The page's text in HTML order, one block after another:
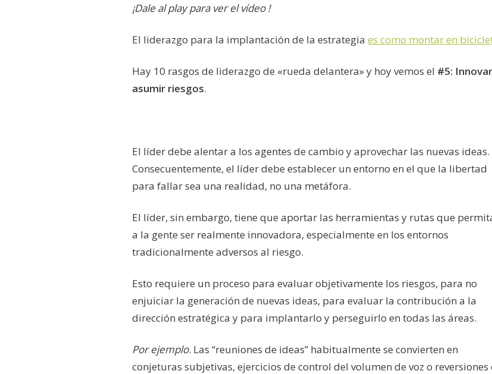
¡Dale al play para ver el vídeo !
El liderazgo para la implantación de la estrategia es como montar en
Hay 10 rasgos de liderazgo de «rueda delantera» y hoy vemos el #5:
asumir riesgos.
El líder debe alentar a los agentes de cambio y aprovechar las nuevas ideas.
Consecuentemente, el líder debe establecer un entorno en el que la libertad
para fallar sea una realidad, no una metáfora.
El líder, sin embargo, tiene que aportar las herramientas y rutas que
a la gente ser realmente innovadora, especialmente en los entornos
tradicionalmente adversos al riesgo.
Esto requiere un proceso para evaluar objetivamente los riesgos, para no
enjuiciar la generación de nuevas ideas, para evaluar la contribución a la
dirección estratégica y para implantarlo y perseguirlo en todas las áreas.
Por ejemplo. Las “reuniones de ideas” habitualmente se convierten en
conjeturas subjetivas, ejercicios de control del volumen de voz o reversiones